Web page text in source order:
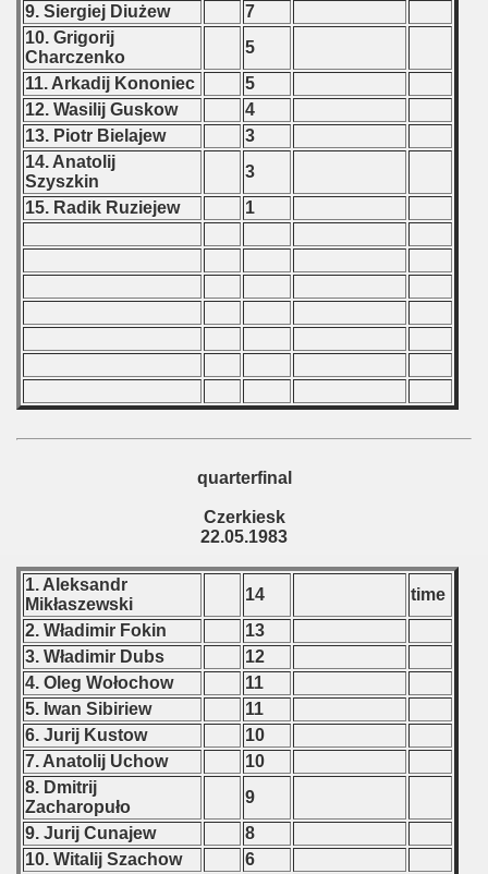
9. Siergiej Diużew
7
10. Grigorij
Charczenko
5
11. Arkadij Kononiec
5
12. Wasilij Guskow
4
13. Piotr Bielajew
3
14. Anatolij
Szyszkin
3
15. Radik Ruziejew
1
quarterfinal
Czerkiesk
22.05.1983
1. Aleksandr
Mikłaszewski
14
time
2. Władimir Fokin
13
3. Władimir Dubs
12
4. Oleg Wołochow
11
5. Iwan Sibiriew
11
6. Jurij Kustow
10
7. Anatolij Uchow
10
8. Dmitrij
Zacharopuło
9
9. Jurij Cunajew
8
10. Witalij Szachow
6
- 2023
- 2024
- 2025